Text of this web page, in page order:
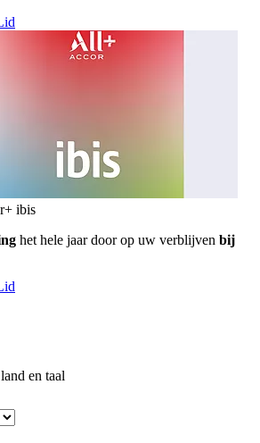
ibis
het hele jaar door op uw verblijven bij
en taal